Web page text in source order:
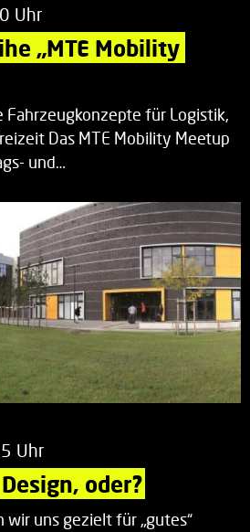
Uhr
„MTE Mobility
Fahrzeugkonzepte für Logistik,
Das MTE Mobility Meetup
und…
Uhr
oder?
wir uns gezielt für „gutes“